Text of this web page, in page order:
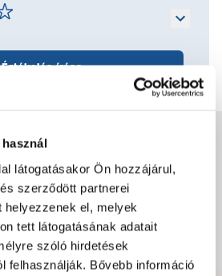
látogatásakor Ön hozzájárul,
szerződött partnerei
el, melyek
tett látogatásának adatait
szóló hirdetések
felhasználják. Bővebb információ
Értékelés írása
információk
személy